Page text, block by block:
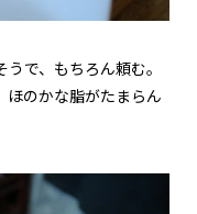
で、もちろん頼む。
ほのかな脂がたまらん